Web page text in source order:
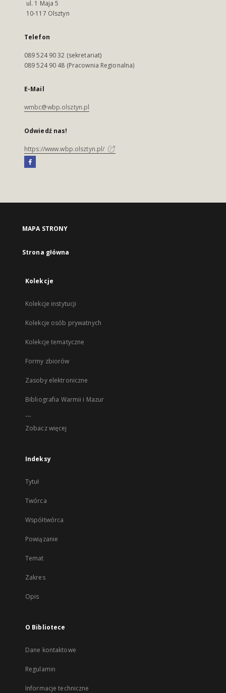
ul. 1 Maja 5
10-117 Olsztyn
Telefon
089 524 90 32 (sekretariat)
089 524 90 48 (Pracownia Regionalna)
E-Mail
wmbc@wbp.olsztyn.pl
Odwiedź nas!
https://www.wbp.olsztyn.pl/
MAPA STRONY
Strona główna
Kolekcje
Kolekcje instytucji
Kolekcje osób prywatnych
Kolekcje tematyczne
Formy zbiorów
Zasoby elektroniczne
Bibliografia Warmii i Mazur
...
Zobacz więcej
Indeksy
Tytuł
Twórca
Współtwórca
Powiązanie
Temat
Zakres
Opis
O Bibliotece
Dane kontaktowe
Regulamin
Informacje techniczne